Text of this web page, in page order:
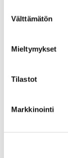
valinta
Välttämätön
Mieltymykset
Tilastot
Markkinointi
Maauimalan
Maauimalan
Pseudomonas